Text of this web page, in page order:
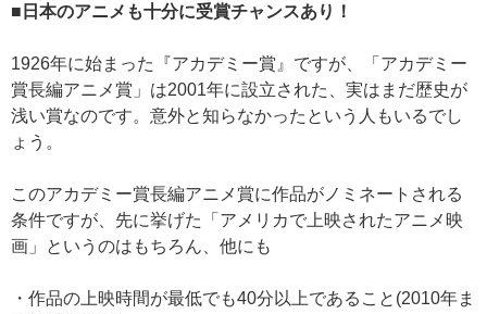
■日本のアニメも十分に受賞チャンスあり！
1926年に始まった『アカデミー賞』ですが、「アカデミー
賞長編アニメ賞」は2001年に設立された、実はまだ歴史が
浅い賞なのです。意外と知らなかったという人もいるでし
ょう。
このアカデミー賞長編アニメ賞に作品がノミネートされる
条件ですが、先に挙げた「アメリカで上映されたアニメ映
画」というのはもちろん、他にも
・作品の上映時間が最低でも40分以上であること(2010年ま